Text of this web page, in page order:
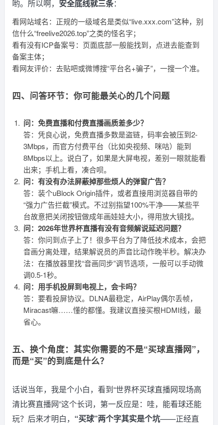
哟。所以啊， 安全底线就三条：
看网站域名：正规的一级域名是类似“live.xxx.com”这种，别
信什么“freelive2026.top”之类的怪名字；
看有没有ICP备案号：页面底部一般能找到，点进去能查到
备案主体；
看网友评价：去贴吧或微博搜“平台名+骗子”，一搜一个准。
四、问答环节：你可能最关心的几个问题
问：免费直播和付费直播画质差多少？
答：凭良心说，免费直播多数是盗链，码率会被压到2-
3Mbps，而官方付费平台（比如央视频、咪咕）能到
8Mbps以上。说白了，如果是大屏电视，差别一眼就能看
出来；手机上看，凑合呗。
问：有没有办法屏蔽掉那些烦人的弹窗广告？
答：装个uBlock Origin插件，或者直接用浏览器自带的
“强力广告拦截”模式。不过别指望100%干净——某些平
台故意把关闭按钮做成年画娃娃大小，得用放大镜找。
问：2026年世界杯直播有没有音频解说延迟问题？
答：你问到点子上了！很多平台为了降低技术成本，会把
音画分离处理，结果解说员的声音比动作晚半秒。解决办
法：在播放器里找“音画同步”调节选项，一般可以手动微
调0.5-1秒。
问：用手机投屏到电视上，会卡吗？
答：要看投屏协议。DLNA最稳定，AirPlay偶尔丢帧，
Miracast嘛……懂的都懂。我建议直接买根HDMI线，最
省心。
五、换个角度：其实你需要的不是“买球直播网”，
而是“买”的到底是什么？
话说当年，我是个小白，看到“世界杯买球直播网现场高
清比赛直播网”这个长词，第一反应是：哇，能看球还能
玩？后来才明白， “买球”两个字其实是个坑——正经直